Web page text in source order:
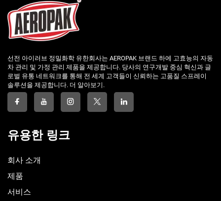
선전 아이러브 정밀화학 유한회사는 AEROPAK 브랜드 하에 고효능의 자동
차 관리 및 가정 관리 제품을 제공합니다. 당사의 연구개발 중심 혁신과 글
로벌 유통 네트워크를 통해 전 세계 고객들이 신뢰하는 고품질 스프레이
솔루션을 제공합니다. 더 알아보기.
유용한 링크
회사 소개
제품
서비스